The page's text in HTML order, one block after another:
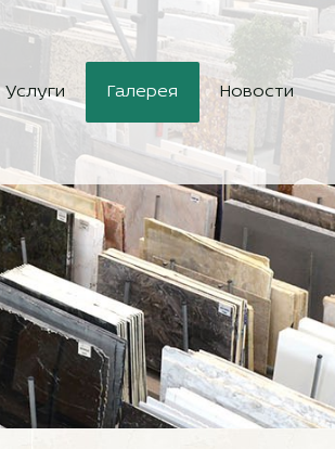
Услуги Галерея Новости